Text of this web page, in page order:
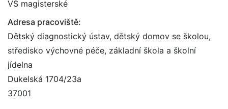
VŠ magisterské
Adresa pracoviště:
Dětský diagnostický ústav, dětský domov se školou,
středisko výchovné péče, základní škola a školní
jídelna
Dukelská 1704/23a
37001